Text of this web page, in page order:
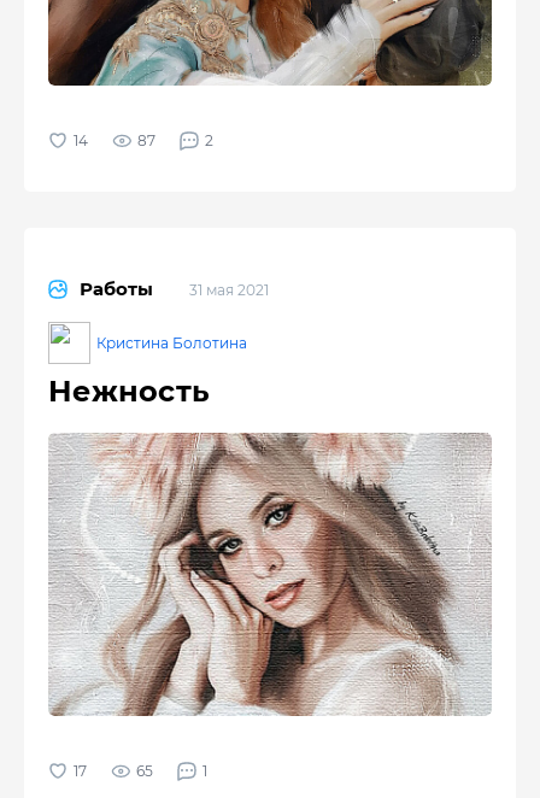
87 2
Работы 31 мая 2021
Кристина Болотина
Нежность
65 1